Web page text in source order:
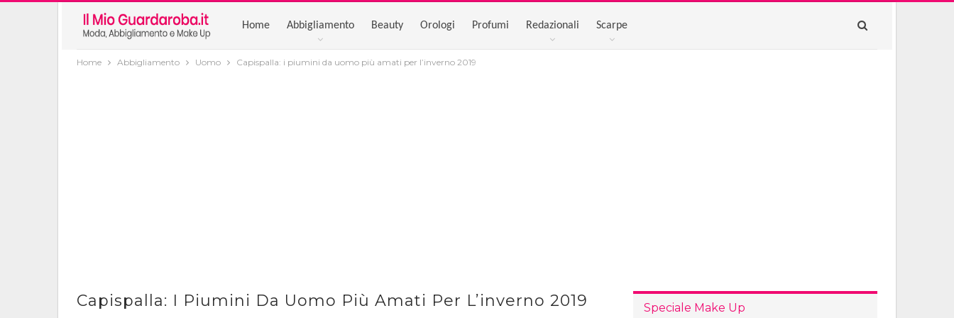
Home Abbigliamento Beauty Orologi Profumi Redazionali Scarpe
Home Abbigliamento Uomo Capispalla: i piumini da uomo più amati per l’inverno 2019
Capispalla: I Piumini Da Uomo Più Amati Per L’inverno 2019 Speciale Make Up